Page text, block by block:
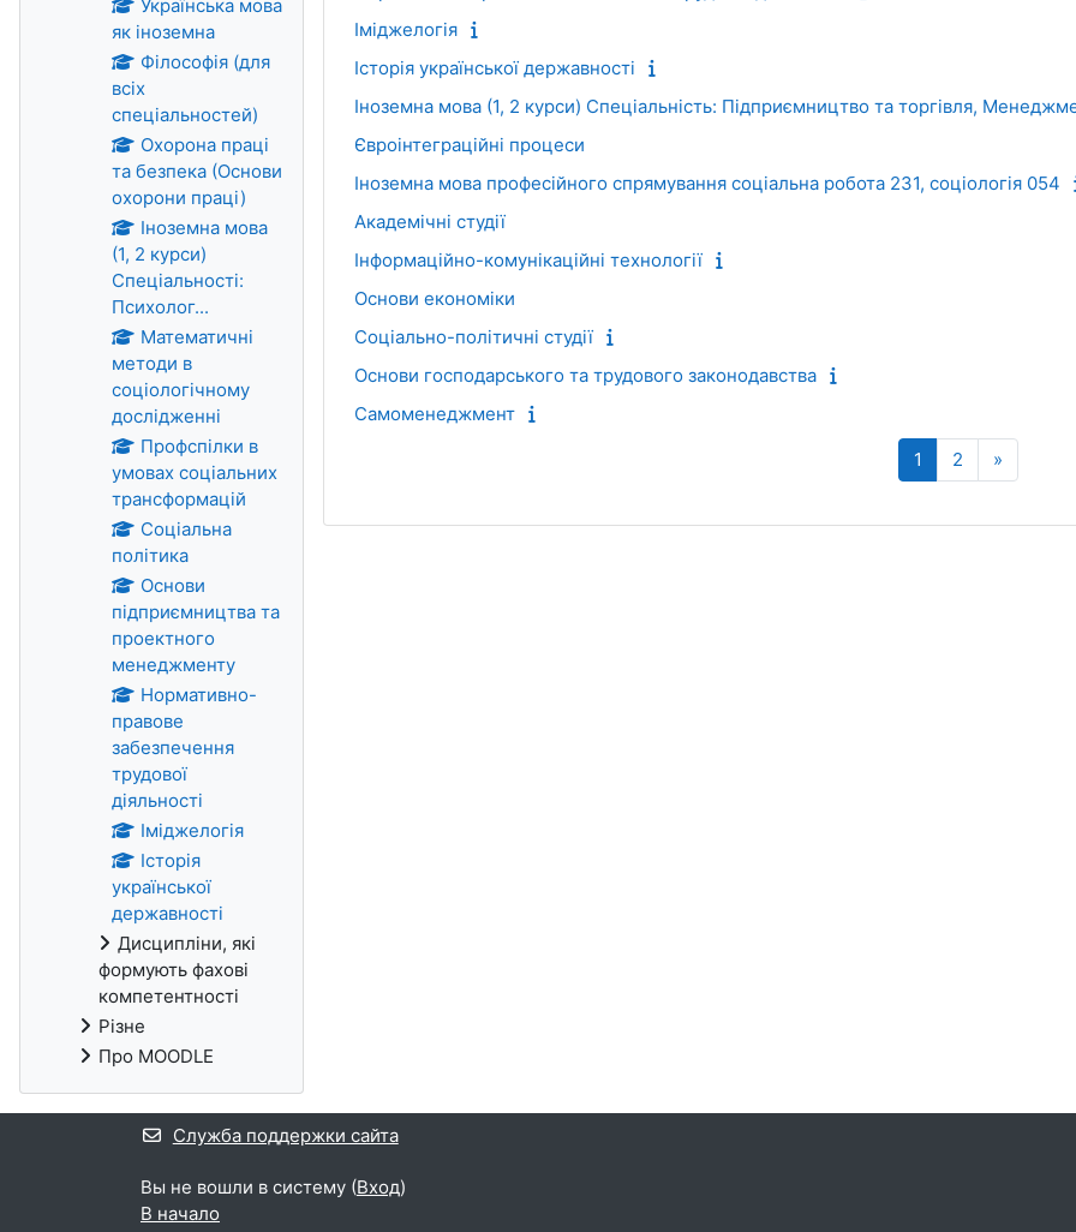
Іміджелогія
Історія української державності
Іноземна мова (1, 2 курси) Спеціальність: Підприємництво та торгівля,
Євроінтеграційні процеси
Іноземна мова професійного спрямування соціальна робота 231, соціологія 054
Академічні студії
Інформаційно-комунікаційні технології
Основи економіки
Соціально-політичні студії
Основи господарського та трудового законодавства
Самоменеджмент
1 Страница 1
2 Страница 2
»
Українська мова
як іноземна
Філософія (для
всіх
спеціальностей)
Охорона праці
та безпека (Основи
охорони праці)
Іноземна мова
(1, 2 курси)
Спеціальності:
Психолог...
Математичні
методи в
соціологічному
дослідженні
Профспілки в
умовах соціальних
трансформацій
Соціальна
політика
Основи
підприємництва та
проектного
менеджменту
Нормативно-
правове
забезпечення
трудової
діяльності
Іміджелогія
Історія
української
державності
Дисципліни, які
формують фахові
компетентності
Різне
Про MOODLE
Служба поддержки сайта
Вы не вошли в систему (Вход)
В начало